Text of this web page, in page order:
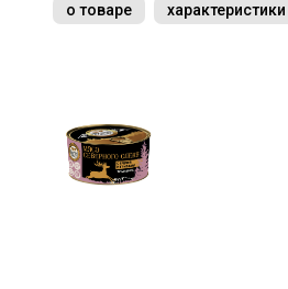
о товаре характеристики